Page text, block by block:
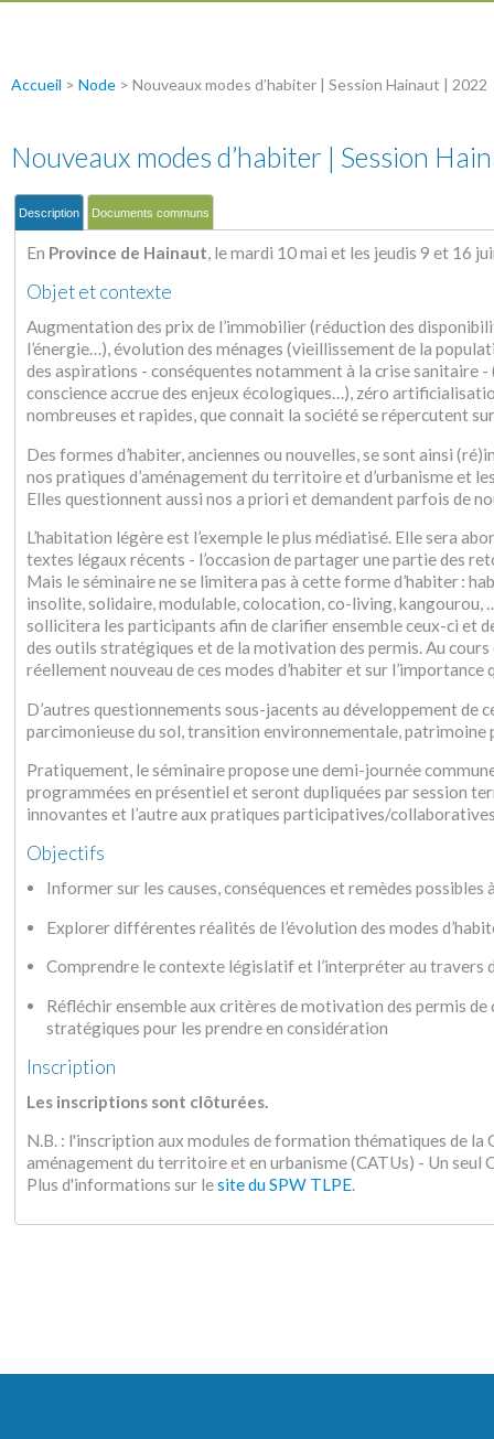
Accueil > Node > Nouveaux modes d’habiter | Session Hainaut | 2022
Nouveaux modes d’habiter | Session
Description Documents communs
En Province de Hainaut, le mardi 10 mai et les jeudis 9 et 16
Objet et contexte
Augmentation des prix de l’immobilier (réduction des
l’énergie…), évolution des ménages (vieillissement de la
des aspirations - conséquentes notamment à la crise sanitaire
conscience accrue des enjeux écologiques…), zéro
nombreuses et rapides, que connait la société se répercutent
Des formes d’habiter, anciennes ou nouvelles, se sont ainsi
nos pratiques d’aménagement du territoire et d’urbanisme et
Elles questionnent aussi nos a priori et demandent parfois de
L’habitation légère est l’exemple le plus médiatisé. Elle sera
textes légaux récents - l’occasion de partager une partie des
Mais le séminaire ne se limitera pas à cette forme d’habiter :
insolite, solidaire, modulable, colocation, co-living, kangourou,
sollicitera les participants afin de clarifier ensemble ceux-ci
des outils stratégiques et de la motivation des permis. Au
réellement nouveau de ces modes d’habiter et sur
D’autres questionnements sous-jacents au développement de
parcimonieuse du sol, transition environnementale,
Pratiquement, le séminaire propose une demi-journée
programmées en présentiel et seront dupliquées par session
innovantes et l’autre aux pratiques participatives/
Objectifs
Informer sur les causes, conséquences et remèdes
Explorer différentes réalités de l’évolution des modes
Comprendre le contexte législatif et l’interpréter au travers
Réfléchir ensemble aux critères de motivation des permis
stratégiques pour les prendre en considération
Inscription
Les inscriptions sont clôturées.
N.B. : l'inscription aux modules de formation thématiques de la
aménagement du territoire et en urbanisme (CATUs) - Un seul
Plus d'informations sur lesite du SPW TLPE.